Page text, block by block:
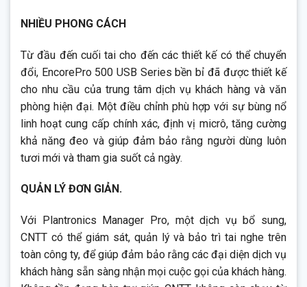
NHIỀU PHONG CÁCH
Từ đầu đến cuối tai cho đến các thiết kế có thể chuyển
đổi, EncorePro 500 USB Series bền bỉ đã được thiết kế
cho nhu cầu của trung tâm dịch vụ khách hàng và văn
phòng hiện đại. Một điều chỉnh phù hợp với sự bùng nổ
linh hoạt cung cấp chính xác, định vị micrô, tăng cường
khả năng đeo và giúp đảm bảo rằng người dùng luôn
tươi mới và tham gia suốt cả ngày.
QUẢN LÝ ĐƠN GIẢN.
Với Plantronics Manager Pro, một dịch vụ bổ sung,
CNTT có thể giám sát, quản lý và bảo trì tai nghe trên
toàn công ty, để giúp đảm bảo rằng các đại diện dịch vụ
khách hàng sẵn sàng nhận mọi cuộc gọi của khách hàng.